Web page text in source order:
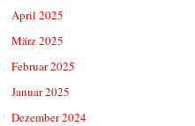
April 2025
März 2025
Februar 2025
Januar 2025
Dezember 2024